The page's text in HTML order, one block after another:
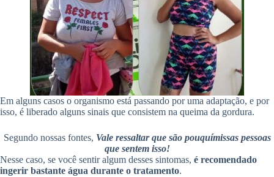
Em alguns casos o organismo está passando por uma adaptação, e por
isso, é liberado alguns sinais que consistem na queima da gordura.
Segundo nossas fontes, Vale ressaltar que são pouquímissas pessoas
que sentem isso!
Nesse caso, se você sentir algum desses sintomas, é recomendado
ingerir bastante água durante o tratamento.